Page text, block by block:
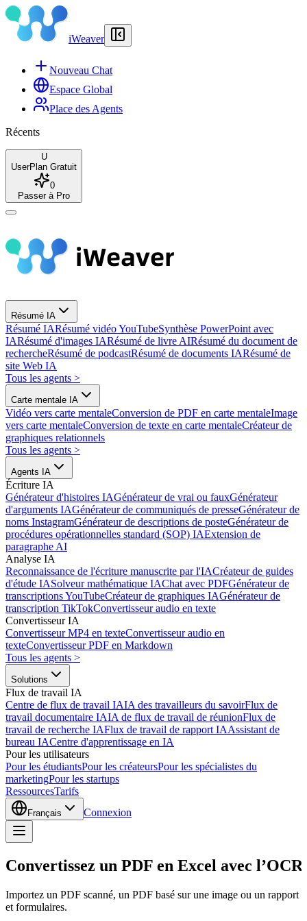
iWeaver
Nouveau Chat
Espace Global
Place des Agents
Récents
U
UserPlan Gratuit
0
Passer à Pro
Résumé IA
Résumé IARésumé vidéo YouTubeSynthèse PowerPoint avec
IARésumé d'images IARésumé de livre AIRésumé du document de
rechercheRésumé de podcastRésumé de documents IARésumé de
site Web IA
Tous les agents >
Carte mentale IA
Vidéo vers carte mentaleConversion de PDF en carte mentaleImage
vers carte mentaleConversion de texte en carte mentaleCréateur de
graphiques relationnels
Tous les agents >
Agents IA
Écriture IA
Générateur d'histoires IAGénérateur de vrai ou fauxGénérateur
d'arguments IAGénérateur de communiqués de presseGénérateur de
noms InstagramGénérateur de descriptions de posteGénérateur de
procédures opérationnelles standard (SOP) IAExtension de
paragraphe AI
Analyse IA
Reconnaissance de l'écriture manuscrite par l'IACréateur de guides
d'étude IASolveur mathématique IAChat avec PDFGénérateur de
transcriptions YouTubeCréateur de graphiques IAGénérateur de
transcription TikTokConvertisseur audio en texte
Convertisseur IA
Convertisseur MP4 en texteConvertisseur audio en
texteConvertisseur PDF en Markdown
Tous les agents >
Solutions
Flux de travail IA
Centre de flux de travail IAIA des travailleurs du savoirFlux de
travail documentaire IAIA de flux de travail de réunionFlux de
travail de recherche IAFlux de travail de rapport IAAssistant de
bureau IACentre d'apprentissage en IA
Pour les utilisateurs
Pour les étudiantsPour les créateursPour les spécialistes du
marketingPour les startups
RessourcesTarifs
Français Connexion
Convertissez un PDF en Excel avec
Importez un PDF scanné, un PDF basé sur une image ou un rapport
et formulaires.